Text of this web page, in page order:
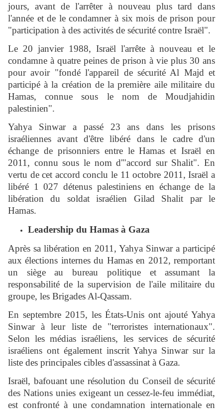
jours, avant de l'arrêter à nouveau plus tard dans
l'année et de le condamner à six mois de prison pour
"participation à des activités de sécurité contre Israël".
Le 20 janvier 1988, Israël l'arrête à nouveau et le
condamne à quatre peines de prison à vie plus 30 ans
pour avoir "fondé l'appareil de sécurité Al Majd et
participé à la création de la première aile militaire du
Hamas, connue sous le nom de Moudjahidin
palestinien".
Yahya Sinwar a passé 23 ans dans les prisons
israéliennes avant d'être libéré dans le cadre d'un
échange de prisonniers entre le Hamas et Israël en
2011, connu sous le nom d'"accord sur Shalit". En
vertu de cet accord conclu le 11 octobre 2011, Israël a
libéré 1 027 détenus palestiniens en échange de la
libération du soldat israélien Gilad Shalit par le
Hamas.
Leadership du Hamas à Gaza
Après sa libération en 2011, Yahya Sinwar a participé
aux élections internes du Hamas en 2012, remportant
un siège au bureau politique et assumant la
responsabilité de la supervision de l'aile militaire du
groupe, les Brigades Al-Qassam.
En septembre 2015, les États-Unis ont ajouté Yahya
Sinwar à leur liste de "terroristes internationaux".
Selon les médias israéliens, les services de sécurité
israéliens ont également inscrit Yahya Sinwar sur la
liste des principales cibles d'assassinat à Gaza.
Israël, bafouant une résolution du Conseil de sécurité
des Nations unies exigeant un cessez-le-feu immédiat,
est confronté à une condamnation internationale en